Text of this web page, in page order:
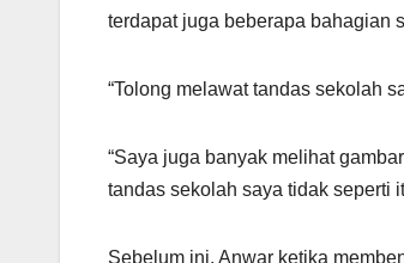
terdapat juga beberapa bahagian
“Tolong melawat tandas sekolah
“Saya juga banyak melihat
tandas sekolah saya tidak seperti
Sebelum ini, Anwar ketika